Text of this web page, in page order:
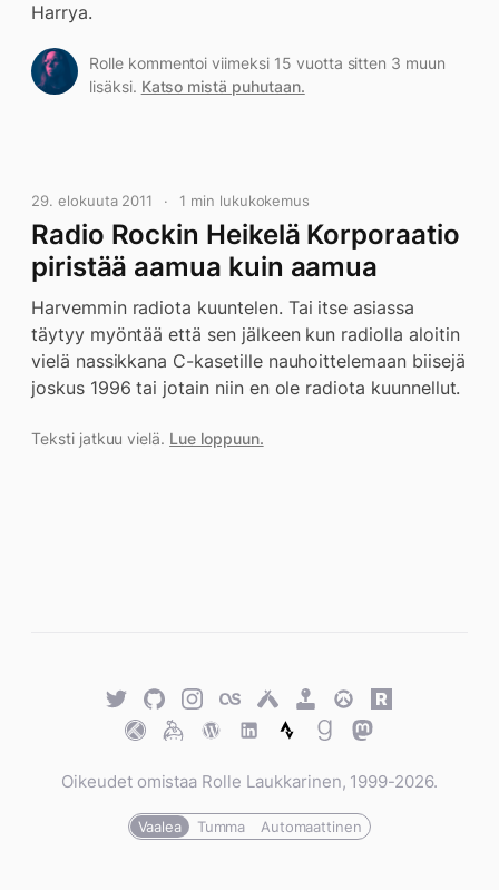
Harrya.
Rolle kommentoi viimeksi 15 vuotta sitten 3 muun
lisäksi. Katso mistä puhutaan.
29. elokuuta 2011 1 min lukukokemus
Radio Rockin Heikelä Korporaatio
piristää aamua kuin aamua
Harvemmin radiota kuuntelen. Tai itse asiassa
täytyy myöntää että sen jälkeen kun radiolla aloitin
vielä nassikkana C-kasetille nauhoittelemaan biisejä
joskus 1996 tai jotain niin en ole radiota kuunnellut.
Teksti jatkuu vielä. Lue loppuun.
TwitterGitHubTwitterLast.fmUntappd
Retro
Achievements
Overwatch
Rawg.io
TraktKeybaseWordPress
WordPress
StravaGoodreads
Mastodon
Oikeudet omistaa Rolle Laukkarinen, 1999-2026.
Vaalea Tumma Automaattinen